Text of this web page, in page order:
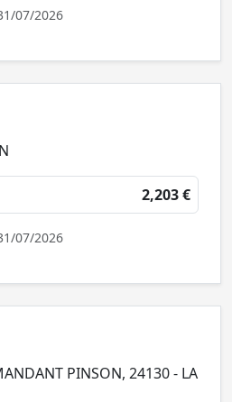
07/2026
2,203 €
07/2026
PINSON, 24130 - LA